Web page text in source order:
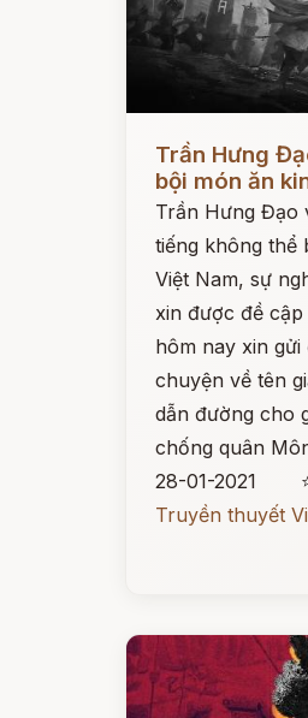
Đọc ngay
Trần Hưng
bội món ăn
Trần Hưng Đạo
tiếng không thể
Việt Nam, sự
xin được đề cập
hôm nay xin
chuyện về tên
dẫn đường cho
chống quân
28-01-2021
Truyền thuyết